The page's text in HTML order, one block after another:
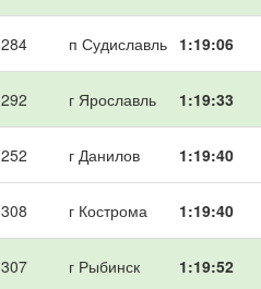
284 п Судиславль 1:19:06
292 г Ярославль 1:19:33
252 г Данилов 1:19:40
308 г Кострома 1:19:40
307 г Рыбинск 1:19:52